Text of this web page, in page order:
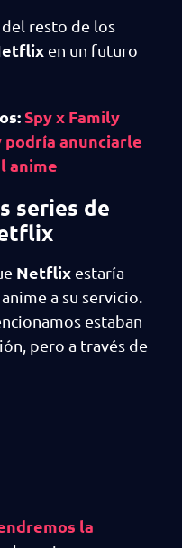
resto de los
en un futuro
Spy x Family
podría anunciarle
anime
series de
Netflix estaría
a su servicio.
estaban
pero a través de
la